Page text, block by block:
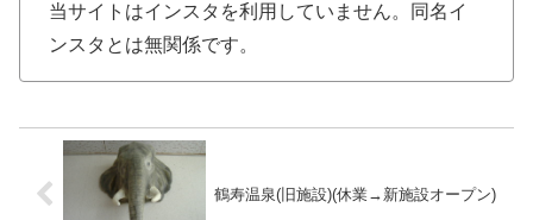
当サイトはインスタを利用していません。同名イ
ンスタとは無関係です。
鶴寿温泉(旧施設)(休業→新施設オープン)